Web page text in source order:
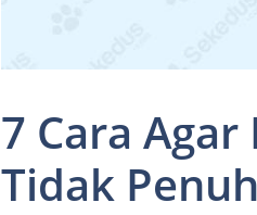
7 Cara
Tidak Penuh